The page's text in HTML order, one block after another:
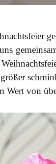
Wert von